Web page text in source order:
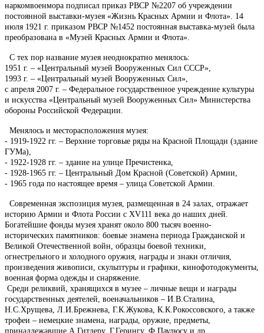
наркомвоенмора подписал приказ РВСР №2207 об учреждении
постоянной выставки-музея «Жизнь Красных Армии и Флота». 14
июля 1921 г. приказом РВСР №1452 постоянная выставка-музей была
преобразована в «Музей Красных Армии и Флота».
С тех пор название музея неоднократно менялось:
1951 г. – «Центральный музей Вооруженных Сил СССР»,
1993 г. – «Центральный музей Вооруженных Сил»,
с апреля 2007 г. – Федеральное государственное учреждение культуры
и искусства «Центральный музей Вооруженных Сил» Министерства
обороны Российской Федерации.
Менялось и месторасположения музея:
- 1919-1922 гг. – Верхние торговые ряды на Красной Площади (здание
ГУМа),
- 1922-1928 гг. – здание на улице Пречистенка,
- 1928-1965 гг. – Центральный Дом Красной (Советской) Армии,
- 1965 года по настоящее время – улица Советской Армии.
Современная экспозиция музея, размещенная в 24 залах, отражает
историю Армии и Флота России с ХV111 века до наших дней.
Богатейшие фонды музея хранят около 800 тысяч военно-
исторических памятников: боевые знамена периода Гражданской и
Великой Отечественной войн, образцы боевой техники,
огнестрельного и холодного оружия, награды и знаки отличия,
произведения живописи, скульптуры и графики, кинофотодокументы,
военная форма одежды и снаряжение.
Среди реликвий, хранящихся в музее – личные вещи и награды
государственных деятелей, военачальников – И.В.Сталина,
Н.С.Хрущева, Л.И.Брежнева, Г.К.Жукова, К.К.Рокоссовского, а также
трофеи – немецкие знамена, награды, оружие, предметы,
принадлежавшие А.Гитлеру, Г.Герингу, Ф.Паулюсу и др.